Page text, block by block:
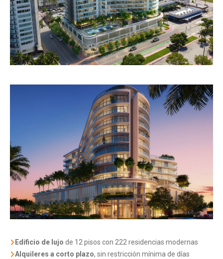
Edificio de lujo de 12 pisos con 222 residencias modernas
Alquileres a corto plazo, sin restricción mínima de días